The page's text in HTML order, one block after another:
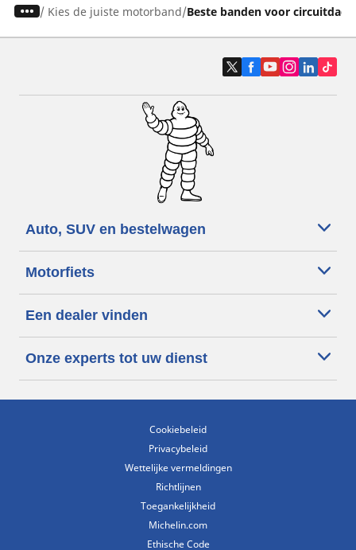
/ Kies de juiste motorband Beste banden voor
Auto, SUV en bestelwagen
Motorfiets
Een dealer vinden
Onze experts tot uw dienst
Cookiebeleid
Privacybeleid
Wettelijke vermeldingen
Richtlijnen
Toegankelijkheid
Michelin.com
Ethische Code